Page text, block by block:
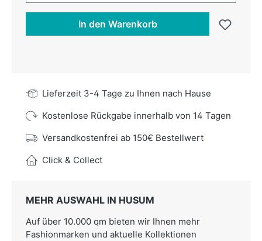
In den Warenkorb
Lieferzeit 3-4 Tage zu Ihnen nach Hause
Kostenlose Rückgabe innerhalb von 14 Tagen
Versandkostenfrei ab 150€ Bestellwert
Click & Collect
MEHR AUSWAHL IN HUSUM
Auf über 10.000 qm bieten wir Ihnen mehr
Fashionmarken und aktuelle Kollektionen